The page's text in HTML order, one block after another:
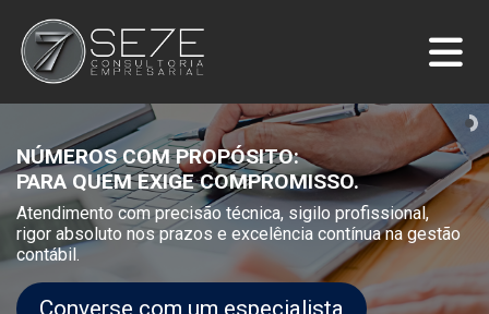
NÚMEROS COM PROPÓSITO:
PARA QUEM EXIGE COMPROMISSO.
Atendimento com precisão técnica, sigilo profissional,
rigor absoluto nos prazos e excelência contínua na gestão
contábil.
Converse com um especialista